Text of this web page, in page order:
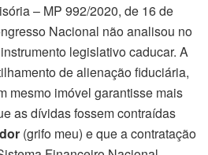
– MP 992/2020, de 16 de
Nacional não analisou no
legislativo caducar. A
de alienação fiduciária,
mesmo imóvel garantisse mais
as dívidas fossem contraídas
(grifo meu) e que a contratação